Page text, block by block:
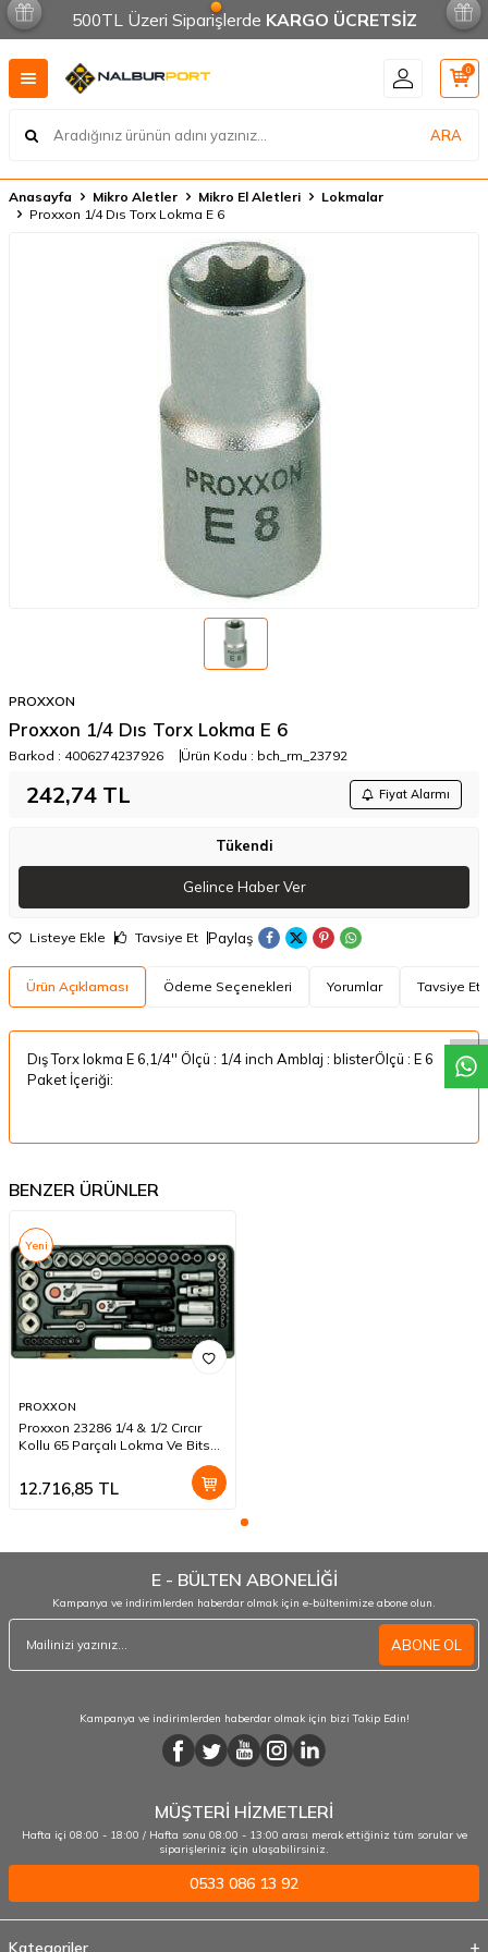
W
h
a
t
a
p
p
D
e
s
t
e
H
a
t
t
500TL Üzeri Siparişlerde KARGO ÜCRETSİZ
ARA
0
Anasayfa Mikro Aletler Mikro El Aletleri
Lokmalar
Proxxon 1/4 Dıs Torx Lokma E 6
PROXXON
Proxxon 1/4 Dıs Torx Lokma E 6
Barkod : 4006274237926 Ürün Kodu : bch_rm_23792
242,74 TL Fiyat Alarmı
Tükendi
Gelince Haber Ver
Listeye Ekle Tavsiye Et Paylaş
Ürün Açıklaması Ödeme Seçenekleri Yorumlar Tavsiye Et
Dış Torx lokma E 6,1/4'' Ölçü : 1/4 inch Amblaj : blisterÖlçü : E 6
Paket İçeriği:
BENZER ÜRÜNLER
Yeni
PROXXON
Proxxon 23286 1/4 & 1/2 Cırcır
Kollu 65 Parçalı Lokma Ve Bits
12.716,85 TL
E - BÜLTEN ABONELİĞİ
Kampanya ve indirimlerden haberdar olmak için e-bültenimize abone olun.
ABONE OL
Kampanya ve indirimlerden haberdar olmak için bizi Takip Edin!
MÜŞTERİ HİZMETLERİ
Hafta içi 08:00 - 18:00 / Hafta sonu 08:00 - 13:00 arası merak ettiğiniz tüm sorular ve
siparişleriniz için ulaşabilirsiniz.
0533 086 13 92